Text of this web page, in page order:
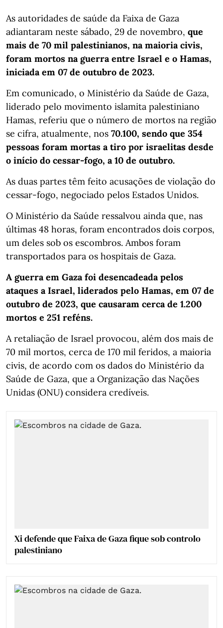
As autoridades de saúde da Faixa de Gaza
adiantaram neste sábado, 29 de novembro, que
mais de 70 mil palestinianos, na maioria civis,
foram mortos na guerra entre Israel e o Hamas,
iniciada em 07 de outubro de 2023.
Em comunicado, o Ministério da Saúde de Gaza,
liderado pelo movimento islamita palestiniano
Hamas, referiu que o número de mortos na região
se cifra, atualmente, nos 70.100, sendo que 354
pessoas foram mortas a tiro por israelitas desde
o início do cessar-fogo, a 10 de outubro.
As duas partes têm feito acusações de violação do
cessar-fogo, negociado pelos Estados Unidos.
O Ministério da Saúde ressalvou ainda que, nas
últimas 48 horas, foram encontrados dois corpos,
um deles sob os escombros. Ambos foram
transportados para os hospitais de Gaza.
A guerra em Gaza foi desencadeada pelos
ataques a Israel, liderados pelo Hamas, em 07 de
outubro de 2023, que causaram cerca de 1.200
mortos e 251 reféns.
A retaliação de Israel provocou, além dos mais de
70 mil mortos, cerca de 170 mil feridos, a maioria
civis, de acordo com os dados do Ministério da
Saúde de Gaza, que a Organização das Nações
Unidas (ONU) considera credíveis.
Xi defende que Faixa de Gaza fique sob controlo
palestiniano